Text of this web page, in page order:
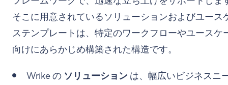
そこに用意されているソリューションおよびユース
ステンプレートは、特定のワークフローやユースケ
向けにあらかじめ構築された構造です。
Wrike の ソリューション は、幅広いビジネスニ